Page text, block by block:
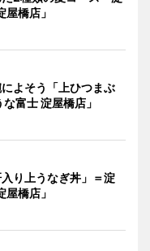
橋店」
よそう「上ひつまぶ
富士 淀屋橋店」
り上うなぎ丼」＝淀
橋店」